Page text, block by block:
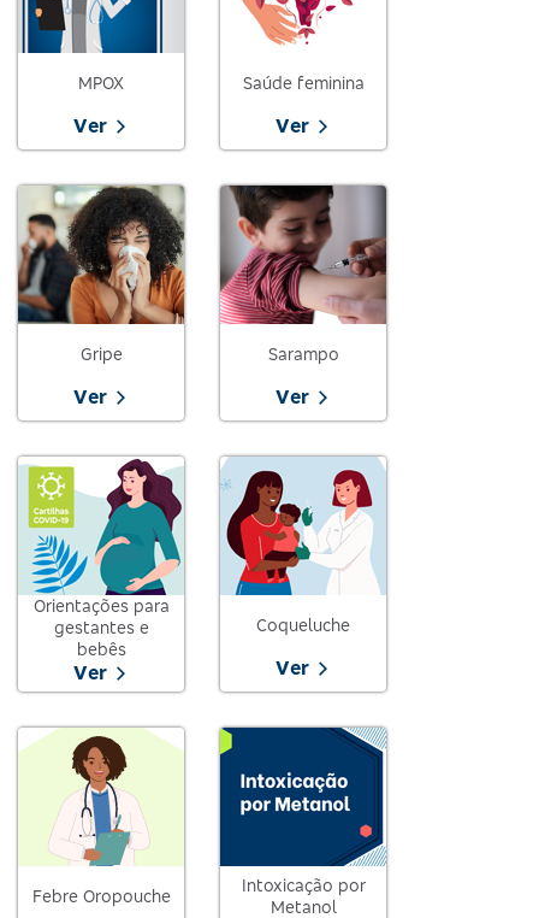
MPOX
Ver
Saúde feminina
Ver
Gripe
Ver
Sarampo
Ver
Orientações para
gestantes e
bebês
Ver
Coqueluche
Ver
Febre Oropouche
Intoxicação por
Metanol